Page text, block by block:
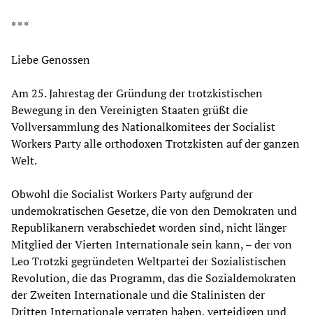
* * *
Liebe Genossen
Am 25. Jahrestag der Gründung der trotzkistischen
Bewegung in den Vereinigten Staaten grüßt die
Vollversammlung des Nationalkomitees der Socialist
Workers Party alle orthodoxen Trotzkisten auf der ganzen
Welt.
Obwohl die Socialist Workers Party aufgrund der
undemokratischen Gesetze, die von den Demokraten und
Republikanern verabschiedet worden sind, nicht länger
Mitglied der Vierten Internationale sein kann, – der von
Leo Trotzki gegründeten Weltpartei der Sozialistischen
Revolution, die das Programm, das die Sozialdemokraten
der Zweiten Internationale und die Stalinisten der
Dritten Internationale verraten haben, verteidigen und